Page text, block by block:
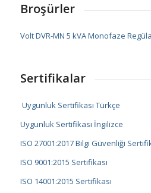
Broşürler
Volt DVR-MN 5 kVA Monofaze
Sertifikalar
Uygunluk Sertifikası Türkçe
Uygunluk Sertifikası İngilizce
ISO 27001:2017 Bilgi Güvenliği
ISO 9001:2015 Sertifikası
ISO 14001:2015 Sertifikası